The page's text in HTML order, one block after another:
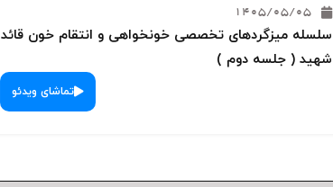
1405/05/05
سلسله میزگردهای تخصصی خونخواهی و انتقام خون قائد
شهید ( جلسه دوم )
تماشای ویدئو